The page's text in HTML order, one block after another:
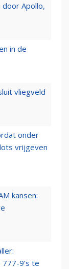
Apollo,
in de
vliegveld
onder
vrijgeven
kansen:
9’s te